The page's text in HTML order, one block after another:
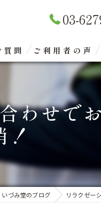
03-
質問 ご利用者の声
わせで
！
いづみ堂のブログ リラクゼー